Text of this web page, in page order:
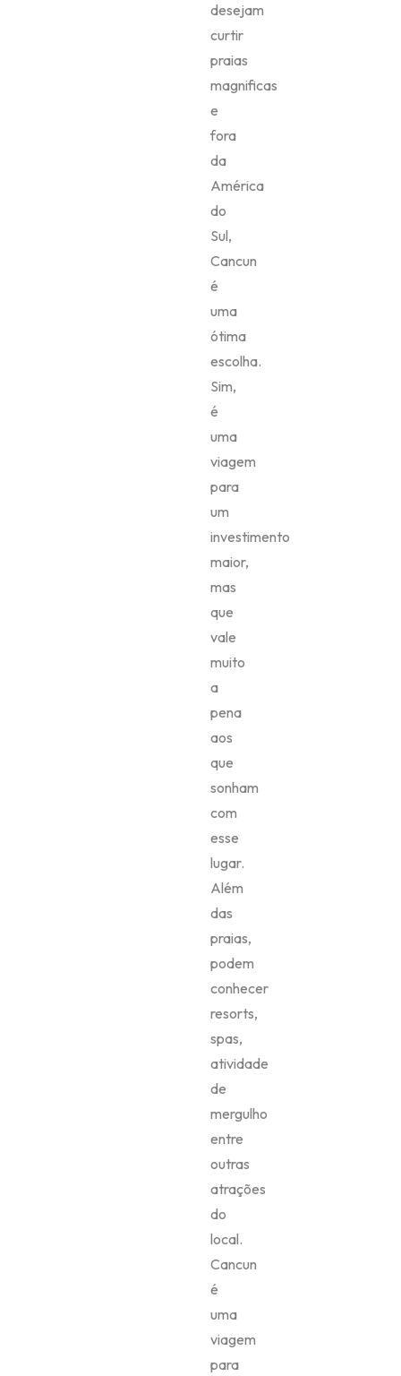
desejam
curtir
praias
magnificas
e
fora
da
América
do
Sul,
Cancun
é
uma
ótima
escolha.
Sim,
é
uma
viagem
para
um
investimento
maior,
mas
que
vale
muito
a
pena
aos
que
sonham
com
esse
lugar.
Além
das
praias,
podem
conhecer
resorts,
spas,
atividade
de
mergulho
entre
outras
atrações
do
local.
Cancun
é
uma
viagem
para